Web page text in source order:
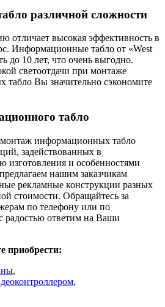
различной сложности
отличает высокая эффективность в
Информационные табло от «West
до 10 лет, что очень выгодно.
светоотдачи при монтаже
табло Вы значительно сэкономите
табло
информационных табло
задействованных в
изготовления и особенностями
нашим заказчикам
рекламные конструкции разных
стоимости. Обращайтесь за
по телефону или по
радостью ответим на Ваши
приобрести:
,
,